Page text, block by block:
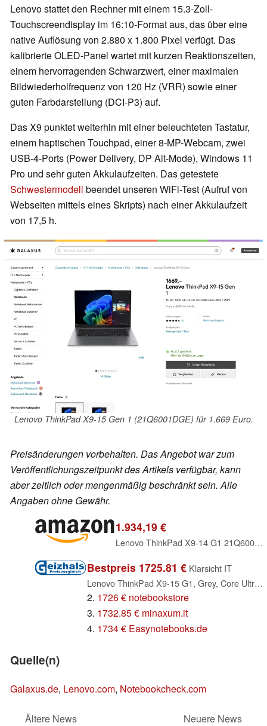
Lenovo stattet den Rechner mit einem 15.3-Zoll-
Touchscreendisplay im 16:10-Format aus, das über eine
native Auflösung von 2.880 x 1.800 Pixel verfügt. Das
kalibrierte OLED-Panel wartet mit kurzen Reaktionszeiten,
einem hervorragenden Schwarzwert, einer maximalen
Bildwiederholfrequenz von 120 Hz (VRR) sowie einer
guten Farbdarstellung (DCI-P3) auf.
Das X9 punktet weiterhin mit einer beleuchteten Tastatur,
einem haptischen Touchpad, einer 8-MP-Webcam, zwei
USB-4-Ports (Power Delivery, DP Alt-Mode), Windows 11
Pro und sehr guten Akkulaufzeiten. Das getestete
Schwestermodell beendet unseren WiFi-Test (Aufruf von
Webseiten mittels eines Skripts) nach einer Akkulaufzeit
von 17,5 h.
Lenovo ThinkPad X9-15 Gen 1 (21Q6001DGE) für 1.669 Euro.
Preisänderungen vorbehalten. Das Angebot war zum
Veröffentlichungszeitpunkt des Artikels verfügbar, kann
aber zeitlich oder mengenmäßig beschränkt sein. Alle
Angaben ohne Gewähr.
1.934,19 €
Lenovo ThinkPad X9-14 G1 21Q6001DGE
Bestpreis 1725.81 € Klarsicht IT
Lenovo ThinkPad X9-15 G1, Grey, Core Ultra 7 258V, 32GB RAM, 1TB SSD, DE (21Q6001DGE)
2. 1726 € notebookstore
3. 1732.85 € minaxum.it
4. 1734 € Easynotebooks.de
Quelle(n)
Galaxus.de, Lenovo.com, Notebookcheck.com
Ältere News
Neuere News